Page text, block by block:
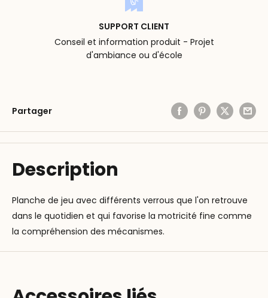
SUPPORT CLIENT
Conseil et information produit - Projet
d'ambiance ou d'école
Partager
Description
Planche de jeu avec différents verrous que l'on retrouve
dans le quotidien et qui favorise la motricité fine comme
la compréhension des mécanismes.